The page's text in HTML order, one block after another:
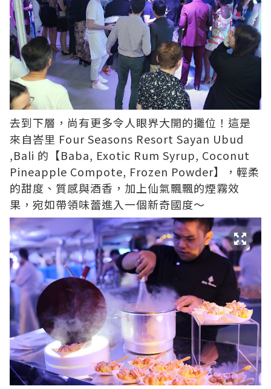
去到下層，尚有更多令人眼界大開的攤位！這是
來自峇里 Four Seasons Resort Sayan Ubud
,Bali 的【Baba, Exotic Rum Syrup, Coconut
Pineapple Compote, Frozen Powder】，輕柔
的甜度、質感與酒香，加上仙氣飄飄的煙霧效
果，宛如帶領味蕾進入一個新奇國度～